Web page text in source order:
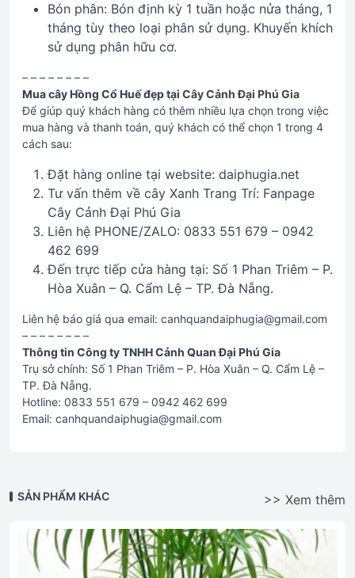
Bón phân: Bón định kỳ 1 tuần hoặc nửa tháng, 1
tháng tùy theo loại phân sử dụng. Khuyến khích
sử dụng phân hữu cơ.
– – – – – – – –
Mua cây Hồng Cổ Huế đẹp tại Cây Cảnh Đại Phú Gia
Để giúp quý khách hàng có thêm nhiều lựa chọn trong việc
mua hàng và thanh toán, quý khách có thể chọn 1 trong 4
cách sau:
Đặt hàng online tại website: daiphugia.net
Tư vấn thêm về cây Xanh Trang Trí: Fanpage
Cây Cảnh Đại Phú Gia
Liên hệ PHONE/ZALO: 0833 551 679 – 0942
462 699
Đến trực tiếp cửa hàng tại: Số 1 Phan Triêm – P.
Hòa Xuân – Q. Cẩm Lệ – TP. Đà Nẵng.
Liên hệ báo giá qua email: canhquandaiphugia@gmail.com
– – – – – – – –
Thông tin Công ty TNHH Cảnh Quan Đại Phú Gia
Trụ sở chính: Số 1 Phan Triêm – P. Hòa Xuân – Q. Cẩm Lệ –
TP. Đà Nẵng.
Hotline: 0833 551 679 – 0942 462 699
Email: canhquandaiphugia@gmail.com
SẢN PHẨM KHÁC >> Xem thêm